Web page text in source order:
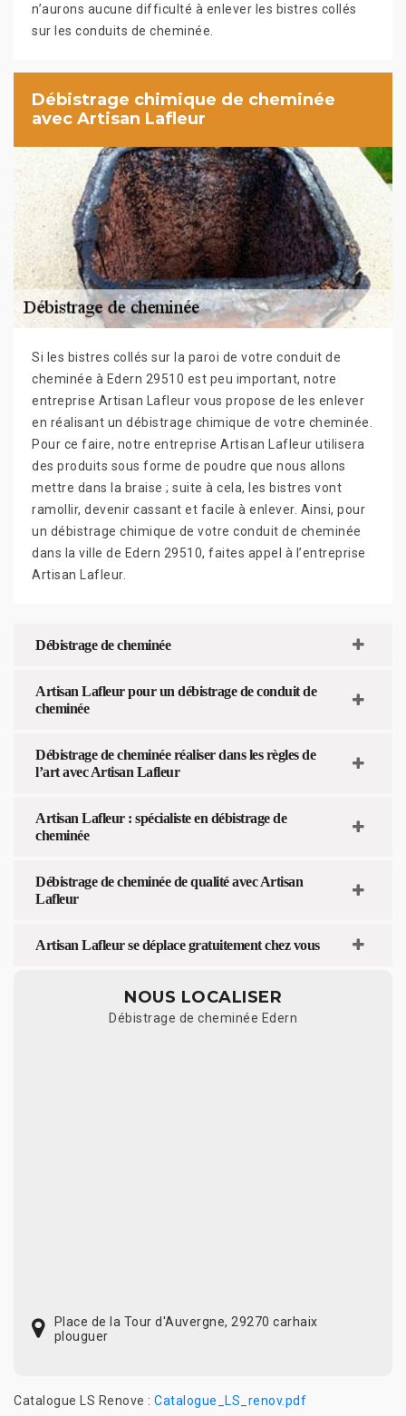
n’aurons aucune difficulté à enlever les bistres collés
sur les conduits de cheminée.
Débistrage chimique de cheminée
avec Artisan Lafleur
Si les bistres collés sur la paroi de votre conduit de
cheminée à Edern 29510 est peu important, notre
entreprise Artisan Lafleur vous propose de les enlever
en réalisant un débistrage chimique de votre cheminée.
Pour ce faire, notre entreprise Artisan Lafleur utilisera
des produits sous forme de poudre que nous allons
mettre dans la braise ; suite à cela, les bistres vont
ramollir, devenir cassant et facile à enlever. Ainsi, pour
un débistrage chimique de votre conduit de cheminée
dans la ville de Edern 29510, faites appel à l’entreprise
Artisan Lafleur.
Débistrage de cheminée
Artisan Lafleur pour un débistrage de conduit de
cheminée
Débistrage de cheminée réaliser dans les règles de
l’art avec Artisan Lafleur
Artisan Lafleur : spécialiste en débistrage de
cheminée
Débistrage de cheminée de qualité avec Artisan
Lafleur
Artisan Lafleur se déplace gratuitement chez vous
NOUS LOCALISER
Débistrage de cheminée Edern
Place de la Tour d'Auvergne, 29270 carhaix
plouguer
Catalogue LS Renove : Catalogue_LS_renov.pdf